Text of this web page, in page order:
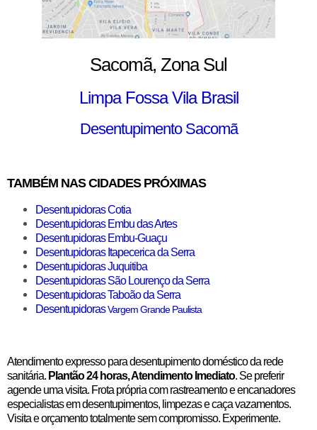
Sacomã, Zona Sul
Limpa Fossa Vila Brasil
Desentupimento Sacomã
TAMBÉM NAS CIDADES PRÓXIMAS
Desentupidoras Cotia
Desentupidoras Embu das Artes
Desentupidoras Embu-Guaçu
Desentupidoras Itapecerica da Serra
Desentupidoras Juquitiba
Desentupidoras São Lourenço da Serra
Desentupidoras Taboão da Serra
DesentupidorasVargem Grande Paulista
Atendimento expresso para desentupimento doméstico da rede
sanitária. Plantão 24 horas, Atendimento Imediato. Se preferir
agende uma visita. Frota própria com rastreamento e encanadores
especialistas em desentupimentos, limpezas e caça vazamentos.
Visita e orçamento totalmente sem compromisso. Experimente.